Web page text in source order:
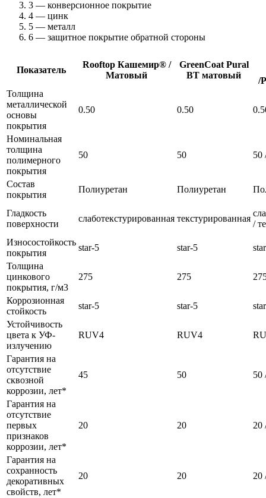
3 — конверсионное покрытие
4 — цинк
5 — металл
6 — защитное покрытие обратной стороны
Показатель
Rooftop Кашемир® /
Матовый
GreenCoat Pural
BT матовый
/
Толщина
металлической
основы
покрытия
0.50 0.50
Номинальная
толщина
полимерного
покрытия
50 50 50
Состав
покрытия
Полиуретан Полиуретан
Гладкость
поверхности
слаботекстурированная текстурированная
/
Износостойкость
покрытия
star-5 star-5
Толщина
цинкового
покрытия, г/м3
275 275
Коррозионная
стойкость
star-5 star-5
Устойчивость
цвета к УФ-
излучению
RUV4 RUV4
Гарантия на
отсутствие
сквозной
коррозии, лет*
45 50 50
Гарантия на
отсутствие
первых
признаков
коррозии, лет*
20 20 20
Гарантия на
сохранность
декоративных
свойств, лет*
20 20 20